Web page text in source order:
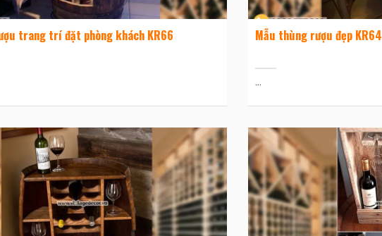
trang trí đặt phòng khách KR66 Mẫu thùng rượu đẹp KR64
...